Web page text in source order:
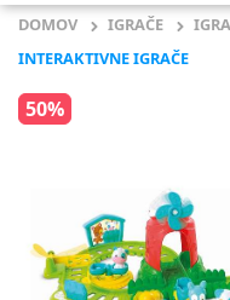
DOMOV IGRAČE
INTERAKTIVNE IGRAČE
50%